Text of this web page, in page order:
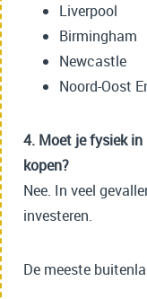
Liverpool
Birmingham
Newcastle
Noord-Oost
4. Moet je fysiek
kopen?
Nee. In veel
investeren.
De meeste